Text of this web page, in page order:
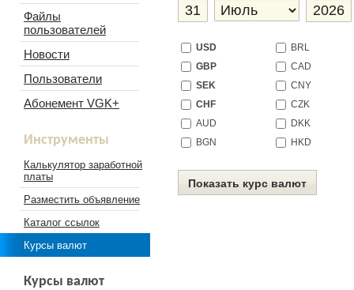
Файлы
пользователей
Новости
Пользователи
Абонемент VGK+
Инструменты
Калькулятор заработной
платы
Разместить объявление
Каталог ссылок
Курсы валют
Курсы валют
USD
GBP
SEK
CHF
AUD
BGN
BRL
CAD
CNY
CZK
DKK
HKD